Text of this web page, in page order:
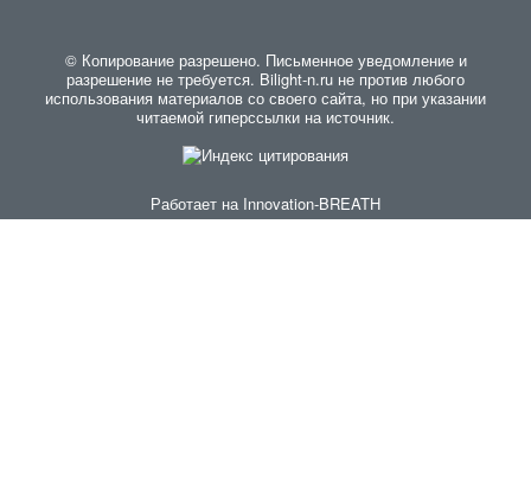
© Копирование разрешено. Письменное уведомление и
разрешение не требуется. Bilight-n.ru не против любого
использования материалов со своего сайта, но при указании
читаемой гиперссылки на источник.
Работает на Innovation-BREATH